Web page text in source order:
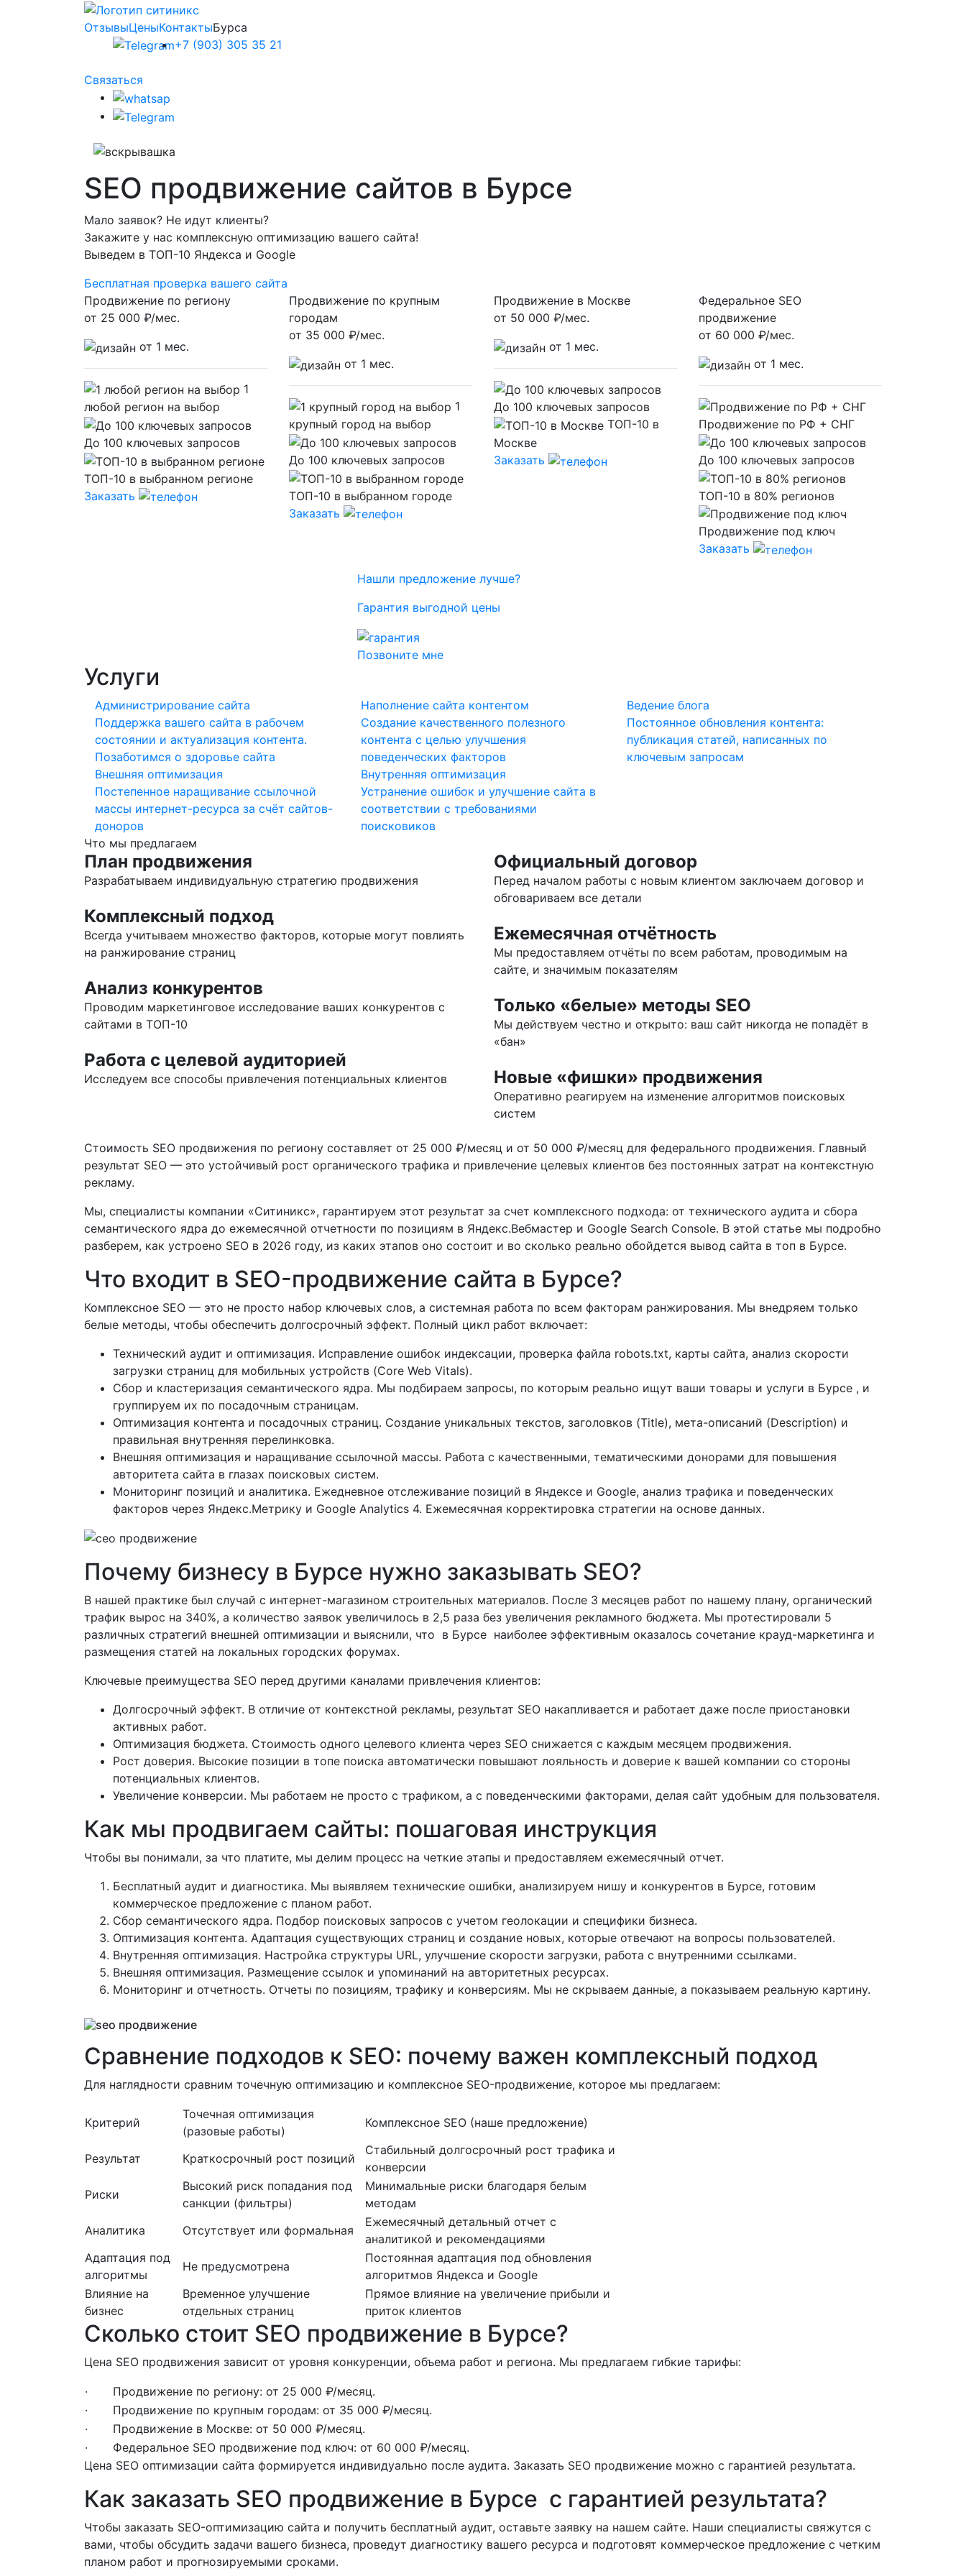
ОтзывыЦеныКонтактыБурса
+7 (903) 305 35 21
Связаться
SEO продвижение сайтов в Бурсе
Мало заявок? Не идут клиенты?
Закажите у нас комплексную оптимизацию вашего сайта!
Выведем в ТОП-10 Яндекса и Google
Бесплатная проверка вашего сайта
Продвижение по региону
от 25 000 ₽/мес.
от 1 мес.
1
любой регион на выбор
До 100 ключевых запросов
ТОП-10 в выбранном регионе
Заказать
Продвижение по крупным
городам
от 35 000 ₽/мес.
от 1 мес.
1
крупный город на выбор
До 100 ключевых запросов
ТОП-10 в выбранном городе
Заказать
Продвижение в Москве
от 50 000 ₽/мес.
от 1 мес.
До 100 ключевых запросов
ТОП-10 в
Москве
Заказать
Федеральное SEO
продвижение
от 60 000 ₽/мес.
от 1 мес.
Продвижение по РФ + СНГ
До 100 ключевых запросов
ТОП-10 в 80% регионов
Продвижение под ключ
Заказать
Нашли предложение лучше?
Гарантия выгодной цены
Позвоните мне
Услуги
Администрирование сайта
Поддержка вашего сайта в рабочем
состоянии и актуализация контента.
Позаботимся о здоровье сайта
Наполнение сайта контентом
Создание качественного полезного
контента с целью улучшения
поведенческих факторов
Ведение блога
Постоянное обновления контента:
публикация статей, написанных по
ключевым запросам
Внешняя оптимизация
Постепенное наращивание ссылочной
массы интернет-ресурса за счёт сайтов-
доноров
Внутренняя оптимизация
Устранение ошибок и улучшение сайта в
соответствии с требованиями
поисковиков
Что мы предлагаем
План продвижения
Разрабатываем индивидуальную стратегию продвижения
Комплексный подход
Всегда учитываем множество факторов, которые могут повлиять
на ранжирование страниц
Анализ конкурентов
Проводим маркетинговое исследование ваших конкурентов с
сайтами в ТОП-10
Работа с целевой аудиторией
Исследуем все способы привлечения потенциальных клиентов
Официальный договор
Перед началом работы с новым клиентом заключаем договор и
обговариваем все детали
Ежемесячная отчётность
Мы предоставляем отчёты по всем работам, проводимым на
сайте, и значимым показателям
Только «белые» методы SEO
Мы действуем честно и открыто: ваш сайт никогда не попадёт в
«бан»
Новые «фишки» продвижения
Оперативно реагируем на изменение алгоритмов поисковых
систем
Стоимость SEO продвижения по региону составляет от 25 000 ₽/месяц и от 50 000 ₽/месяц для федерального продвижения. Главный
результат SEO — это устойчивый рост органического трафика и привлечение целевых клиентов без постоянных затрат на контекстную
рекламу.
Мы, специалисты компании «Ситиникс», гарантируем этот результат за счет комплексного подхода: от технического аудита и сбора
семантического ядра до ежемесячной отчетности по позициям в Яндекс.Вебмастер и Google Search Console. В этой статье мы подробно
разберем, как устроено SEO в 2026 году, из каких этапов оно состоит и во сколько реально обойдется вывод сайта в топ в Бурсе.
Что входит в SEO-продвижение сайта в Бурсе?
Комплексное SEO — это не просто набор ключевых слов, а системная работа по всем факторам ранжирования. Мы внедряем только
белые методы, чтобы обеспечить долгосрочный эффект. Полный цикл работ включает:
Технический аудит и оптимизация. Исправление ошибок индексации, проверка файла robots.txt, карты сайта, анализ скорости
загрузки страниц для мобильных устройств (Core Web Vitals).
Сбор и кластеризация семантического ядра. Мы подбираем запросы, по которым реально ищут ваши товары и услуги в Бурсе , и
группируем их по посадочным страницам.
Оптимизация контента и посадочных страниц. Создание уникальных текстов, заголовков (Title), мета-описаний (Description) и
правильная внутренняя перелинковка.
Внешняя оптимизация и наращивание ссылочной массы. Работа с качественными, тематическими донорами для повышения
авторитета сайта в глазах поисковых систем.
Мониторинг позиций и аналитика. Ежедневное отслеживание позиций в Яндексе и Google, анализ трафика и поведенческих
факторов через Яндекс.Метрику и Google Analytics 4. Ежемесячная корректировка стратегии на основе данных.
Почему бизнесу в Бурсе нужно заказывать SEO?
В нашей практике был случай с интернет-магазином строительных материалов. После 3 месяцев работ по нашему плану, органический
трафик вырос на 340%, а количество заявок увеличилось в 2,5 раза без увеличения рекламного бюджета. Мы протестировали 5
различных стратегий внешней оптимизации и выяснили, что в Бурсе наиболее эффективным оказалось сочетание крауд-маркетинга и
размещения статей на локальных городских форумах.
Ключевые преимущества SEO перед другими каналами привлечения клиентов:
Долгосрочный эффект. В отличие от контекстной рекламы, результат SEO накапливается и работает даже после приостановки
активных работ.
Оптимизация бюджета. Стоимость одного целевого клиента через SEO снижается с каждым месяцем продвижения.
Рост доверия. Высокие позиции в топе поиска автоматически повышают лояльность и доверие к вашей компании со стороны
потенциальных клиентов.
Увеличение конверсии. Мы работаем не просто с трафиком, а с поведенческими факторами, делая сайт удобным для пользователя.
Как мы продвигаем сайты: пошаговая инструкция
Чтобы вы понимали, за что платите, мы делим процесс на четкие этапы и предоставляем ежемесячный отчет.
Бесплатный аудит и диагностика. Мы выявляем технические ошибки, анализируем нишу и конкурентов в Бурсе, готовим
коммерческое предложение с планом работ.
Сбор семантического ядра. Подбор поисковых запросов с учетом геолокации и специфики бизнеса.
Оптимизация контента. Адаптация существующих страниц и создание новых, которые отвечают на вопросы пользователей.
Внутренняя оптимизация. Настройка структуры URL, улучшение скорости загрузки, работа с внутренними ссылками.
Внешняя оптимизация. Размещение ссылок и упоминаний на авторитетных ресурсах.
Мониторинг и отчетность. Отчеты по позициям, трафику и конверсиям. Мы не скрываем данные, а показываем реальную картину.
Сравнение подходов к SEO: почему важен комплексный подход
Для наглядности сравним точечную оптимизацию и комплексное SEO-продвижение, которое мы предлагаем:
Критерий
Точечная оптимизация
(разовые работы)
Комплексное SEO (наше предложение)
Результат Краткосрочный рост позиций
Стабильный долгосрочный рост трафика и
конверсии
Риски
Высокий риск попадания под
санкции (фильтры)
Минимальные риски благодаря белым
методам
Аналитика
Отсутствует или формальная
Ежемесячный детальный отчет с
аналитикой и рекомендациями
Адаптация под
алгоритмы
Не предусмотрена
Постоянная адаптация под обновления
алгоритмов Яндекса и Google
Влияние на
бизнес
Временное улучшение
отдельных страниц
Прямое влияние на увеличение прибыли и
приток клиентов
Сколько стоит SEO продвижение в Бурсе?
Цена SEO продвижения зависит от уровня конкуренции, объема работ и региона. Мы предлагаем гибкие тарифы:
· Продвижение по региону: от 25 000 ₽/месяц.
· Продвижение по крупным городам: от 35 000 ₽/месяц.
· Продвижение в Москве: от 50 000 ₽/месяц.
· Федеральное SEO продвижение под ключ: от 60 000 ₽/месяц.
Цена SEO оптимизации сайта формируется индивидуально после аудита. Заказать SEO продвижение можно с гарантией результата.
Как заказать SEO продвижение в Бурсе с гарантией результата?
Чтобы заказать SEO-оптимизацию сайта и получить бесплатный аудит, оставьте заявку на нашем сайте. Наши специалисты свяжутся с
вами, чтобы обсудить задачи вашего бизнеса, проведут диагностику вашего ресурса и подготовят коммерческое предложение с четким
планом работ и прогнозируемыми сроками.